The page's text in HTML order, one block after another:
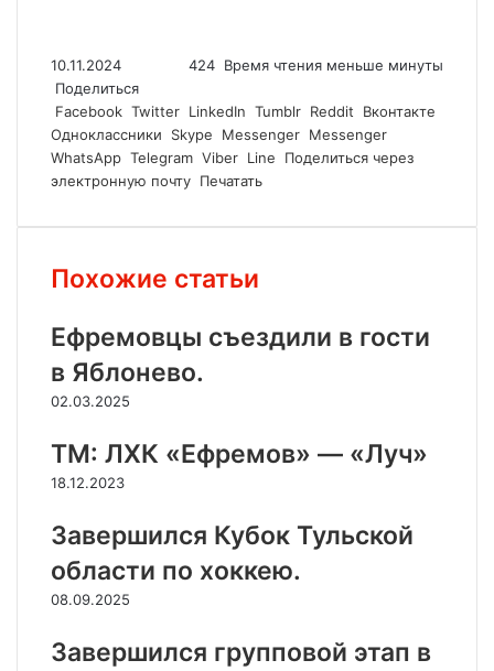
10.11.2024 424 Время чтения меньше минуты
Поделиться
Facebook Twitter LinkedIn Tumblr Reddit
Вконтакте
Одноклассники
Skype Messenger Messenger
WhatsApp Telegram Viber Line
Поделиться через
электронную почту Печатать
Похожие статьи
Ефремовцы съездили в гости
в Яблонево.
02.03.2025
ТМ: ЛХК «Ефремов» — «Луч»
18.12.2023
Завершился Кубок Тульской
области по хоккею.
08.09.2025
Завершился групповой этап в